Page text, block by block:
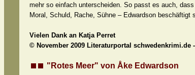
mehr so einfach unterscheiden. So passt es auch,
Moral, Schuld, Rache, Sühne – Edwardson beschäftigt
Vielen Dank an Katja Perret
© November 2009 Literaturportal
"Rotes Meer" von Åke Edwardson